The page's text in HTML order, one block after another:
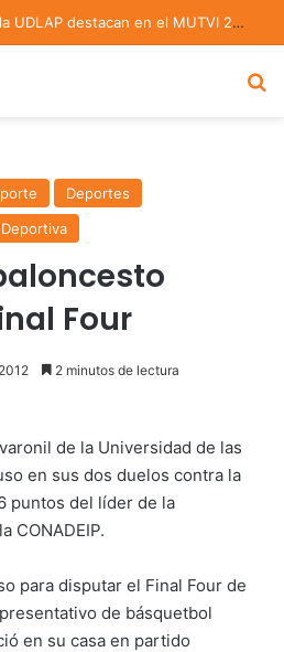
Estudiantes STEM de la UDLAP destacan en el MUTVI 2026
Deportes
Four
2 minutos de lectura
de la Universidad de las
en sus dos duelos contra la
puntos del líder de la
CONADEIP.
para disputar el Final Four de
de básquetbol
en su casa en partido